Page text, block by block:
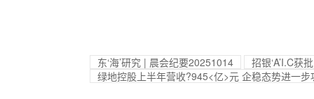
东‘海’研究 | 晨会纪要20251014
招银‘A’I.C获
绿地控股上半年营收?945<亿>元 企稳态势进一步